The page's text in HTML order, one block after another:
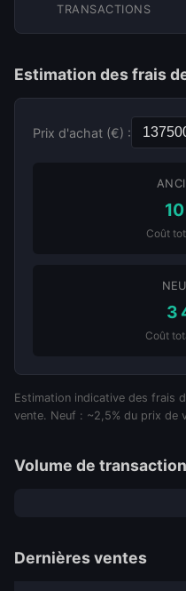
TRANSACTIONS
Estimation des frais
Prix d'achat (€) :
Coût
3
Coût
Estimation indicative des frais
vente. Neuf : ~2,5% du prix de
Volume de
Dernières ventes